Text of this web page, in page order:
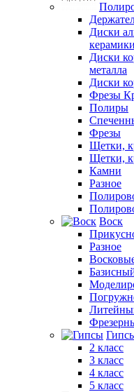
Диски
керамики
Диски
металла
Диски
Фрезы
Полиры
Фрезы
Щетки,
Щетки,
Камни
Разное
Воск
Разное
2 класс
3 класс
4 класс
5 класс